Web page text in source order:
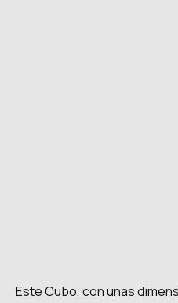
Este Cubo, con unas